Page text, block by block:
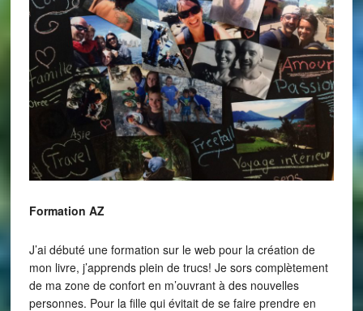
Formation AZ
J’ai débuté une formation sur le web pour la création de
mon livre, j’apprends plein de trucs! Je sors complètement
de ma zone de confort en m’ouvrant à des nouvelles
personnes. Pour la fille qui évitait de se faire prendre en